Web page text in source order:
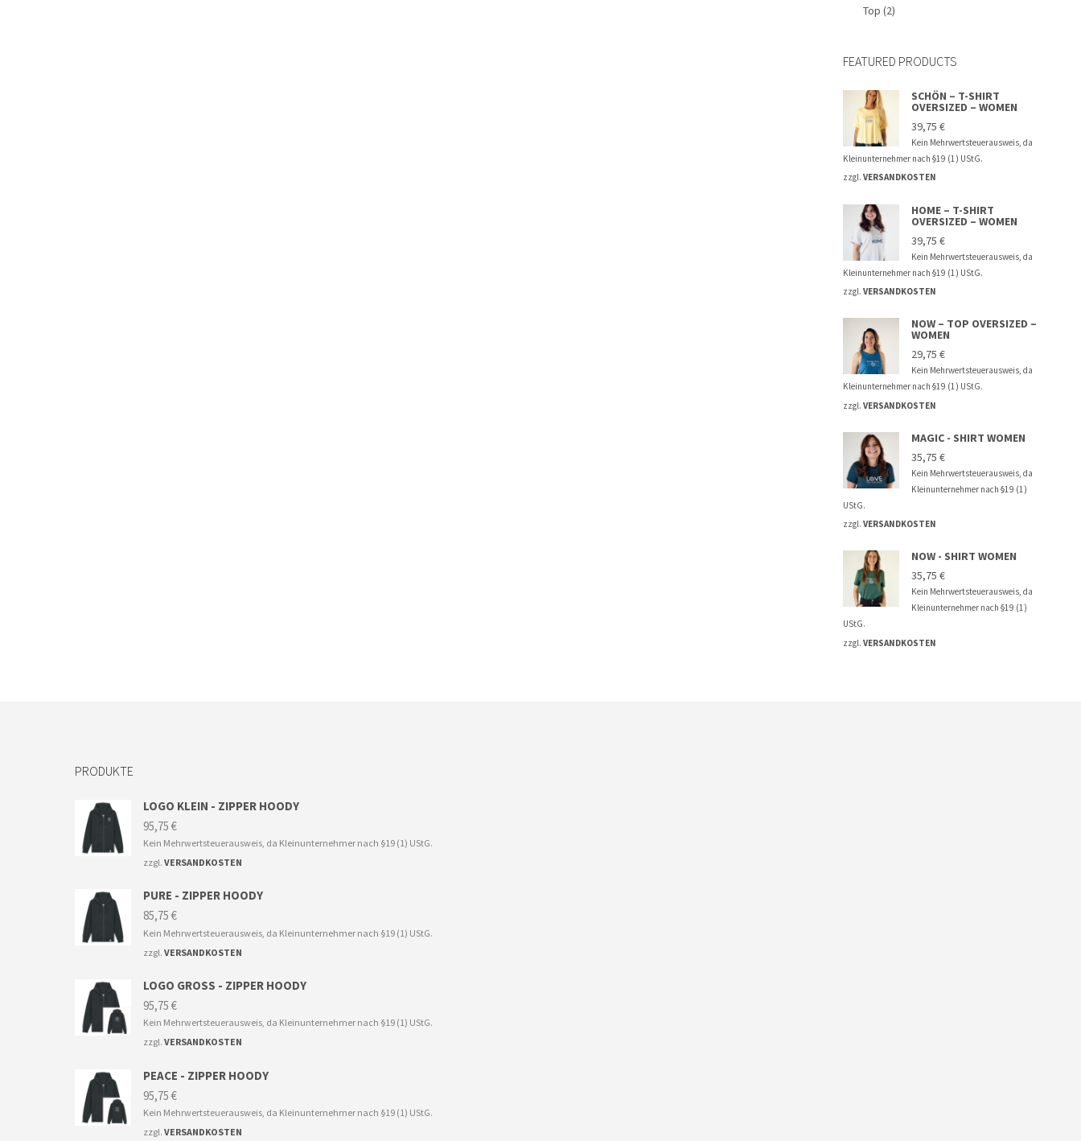
Top (2)
FEATURED PRODUCTS
SCHÖN – T-SHIRT
OVERSIZED – WOMEN
39,75 €
Kein Mehrwertsteuerausweis, da
Kleinunternehmer nach §19 (1) UStG.
zzgl. VERSANDKOSTEN
HOME – T-SHIRT
OVERSIZED – WOMEN
39,75 €
Kein Mehrwertsteuerausweis, da
Kleinunternehmer nach §19 (1) UStG.
zzgl. VERSANDKOSTEN
NOW – TOP OVERSIZED –
WOMEN
29,75 €
Kein Mehrwertsteuerausweis, da
Kleinunternehmer nach §19 (1) UStG.
zzgl. VERSANDKOSTEN
MAGIC - SHIRT WOMEN
35,75 €
Kein Mehrwertsteuerausweis, da
Kleinunternehmer nach §19 (1)
UStG.
zzgl. VERSANDKOSTEN
NOW - SHIRT WOMEN
35,75 €
Kein Mehrwertsteuerausweis, da
Kleinunternehmer nach §19 (1)
UStG.
zzgl. VERSANDKOSTEN
PRODUKTE
LOGO KLEIN - ZIPPER HOODY
95,75€
Kein Mehrwertsteuerausweis, da Kleinunternehmer nach §19 (1) UStG.
zzgl.VERSANDKOSTEN
PURE - ZIPPER HOODY
85,75€
Kein Mehrwertsteuerausweis, da Kleinunternehmer nach §19 (1) UStG.
zzgl.VERSANDKOSTEN
LOGO GROSS - ZIPPER HOODY
95,75€
Kein Mehrwertsteuerausweis, da Kleinunternehmer nach §19 (1) UStG.
zzgl.VERSANDKOSTEN
PEACE - ZIPPER HOODY
95,75€
Kein Mehrwertsteuerausweis, da Kleinunternehmer nach §19 (1) UStG.
zzgl.VERSANDKOSTEN